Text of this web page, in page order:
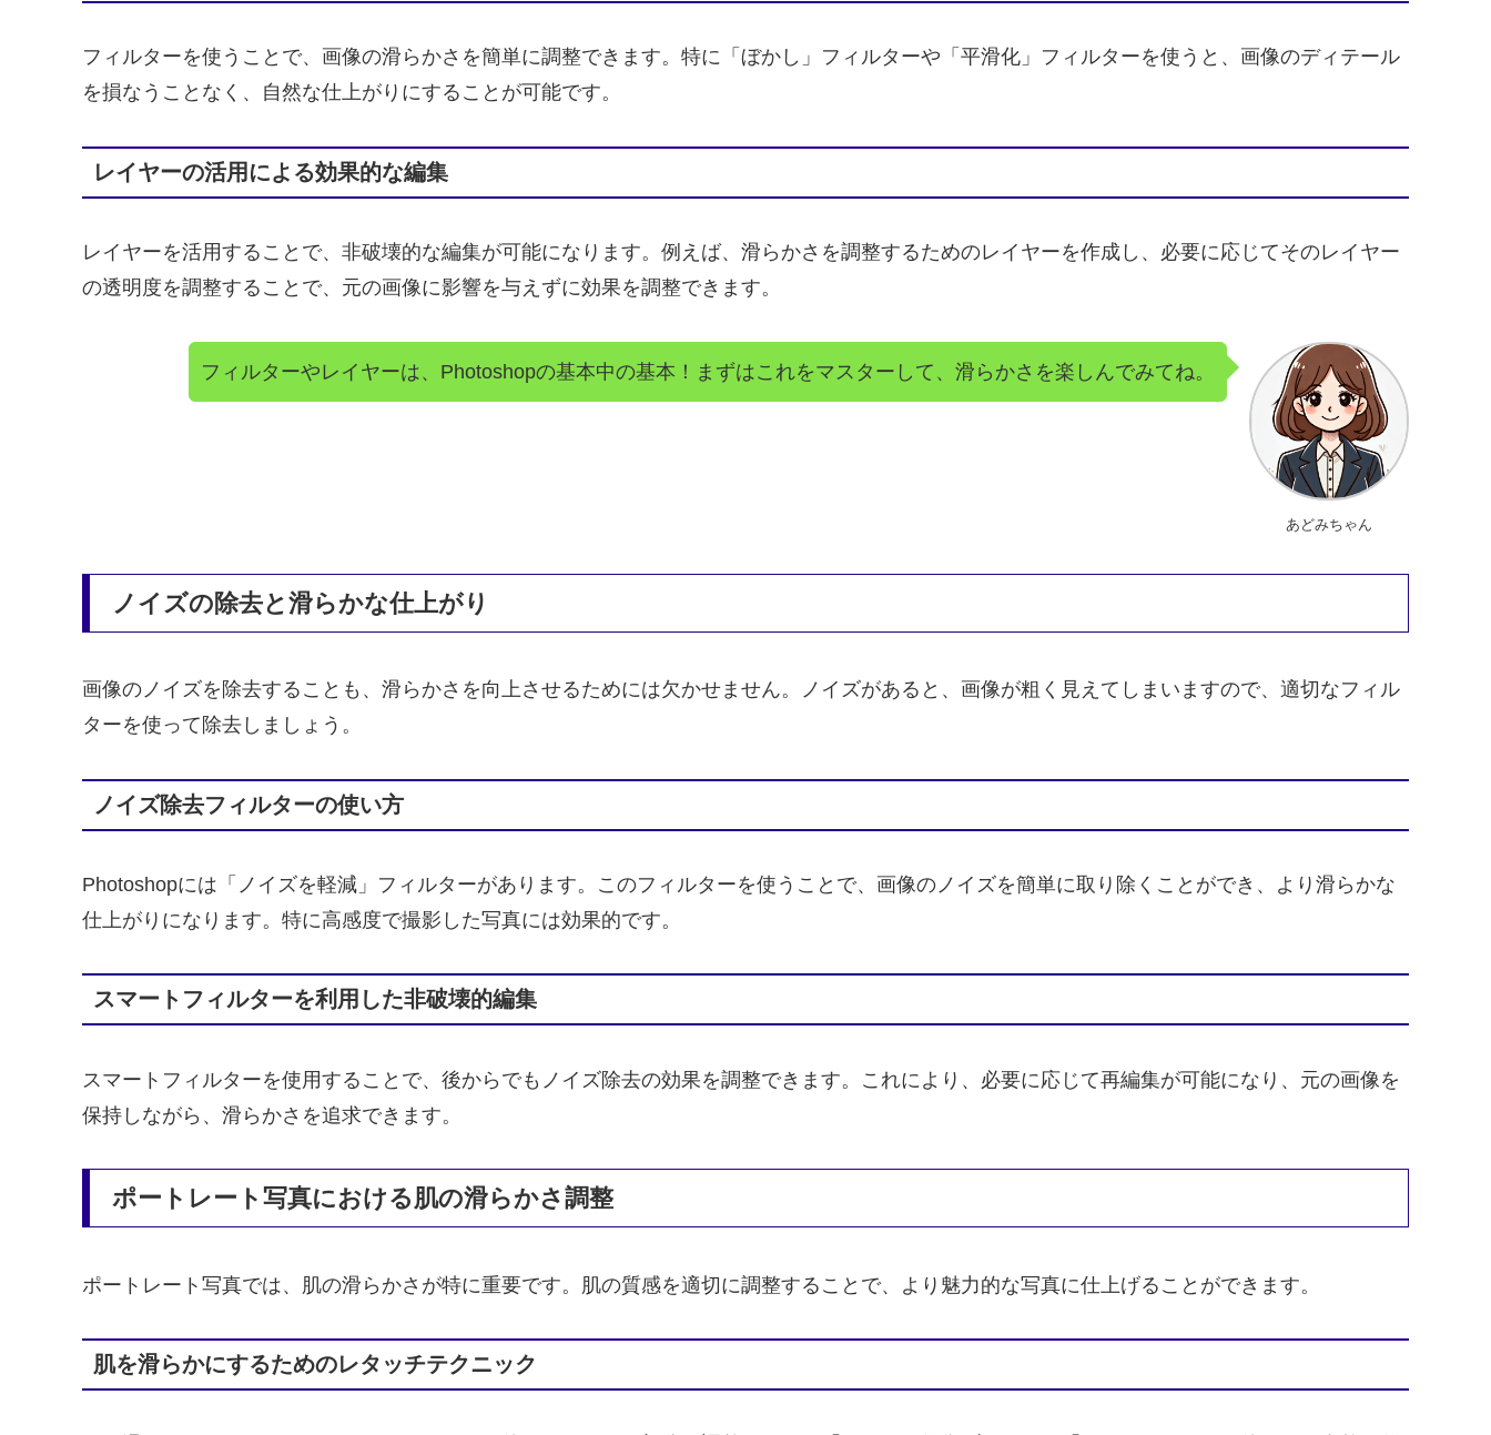
フィルターを使うことで、画像の滑らかさを簡単に調整できます。特に「ぼかし」フィルターや「平滑化」フィルターを使うと、画像のディテール
を損なうことなく、自然な仕上がりにすることが可能です。
レイヤーの活用による効果的な編集
レイヤーを活用することで、非破壊的な編集が可能になります。例えば、滑らかさを調整するためのレイヤーを作成し、必要に応じてそのレイヤー
の透明度を調整することで、元の画像に影響を与えずに効果を調整できます。
あどみちゃん
フィルターやレイヤーは、Photoshopの基本中の基本！まずはこれをマスターして、滑らかさを楽しんでみてね。
ノイズの除去と滑らかな仕上がり
画像のノイズを除去することも、滑らかさを向上させるためには欠かせません。ノイズがあると、画像が粗く見えてしまいますので、適切なフィル
ターを使って除去しましょう。
ノイズ除去フィルターの使い方
Photoshopには「ノイズを軽減」フィルターがあります。このフィルターを使うことで、画像のノイズを簡単に取り除くことができ、より滑らかな
仕上がりになります。特に高感度で撮影した写真には効果的です。
スマートフィルターを利用した非破壊的編集
スマートフィルターを使用することで、後からでもノイズ除去の効果を調整できます。これにより、必要に応じて再編集が可能になり、元の画像を
保持しながら、滑らかさを追求できます。
ポートレート写真における肌の滑らかさ調整
ポートレート写真では、肌の滑らかさが特に重要です。肌の質感を適切に調整することで、より魅力的な写真に仕上げることができます。
肌を滑らかにするためのレタッチテクニック